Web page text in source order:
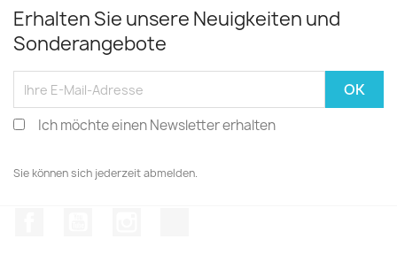
Erhalten Sie unsere Neuigkeiten und
Sonderangebote
Ich möchte einen Newsletter erhalten
Sie können sich jederzeit abmelden.